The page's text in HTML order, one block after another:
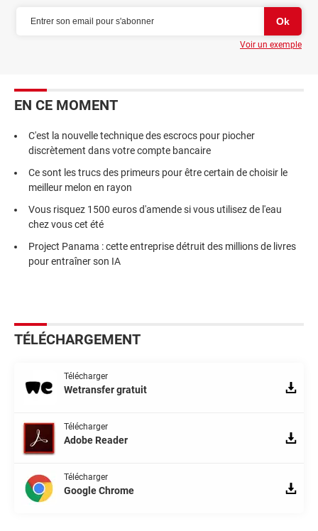
Voir un exemple
EN CE MOMENT
C'est la nouvelle technique des escrocs pour piocher
discrètement dans votre compte bancaire
Ce sont les trucs des primeurs pour être certain de choisir le
meilleur melon en rayon
Vous risquez 1500 euros d'amende si vous utilisez de l'eau
chez vous cet été
Project Panama : cette entreprise détruit des millions de livres
pour entraîner son IA
TÉLÉCHARGEMENT
Télécharger
Wetransfer gratuit
Télécharger
Adobe Reader
Télécharger
Google Chrome